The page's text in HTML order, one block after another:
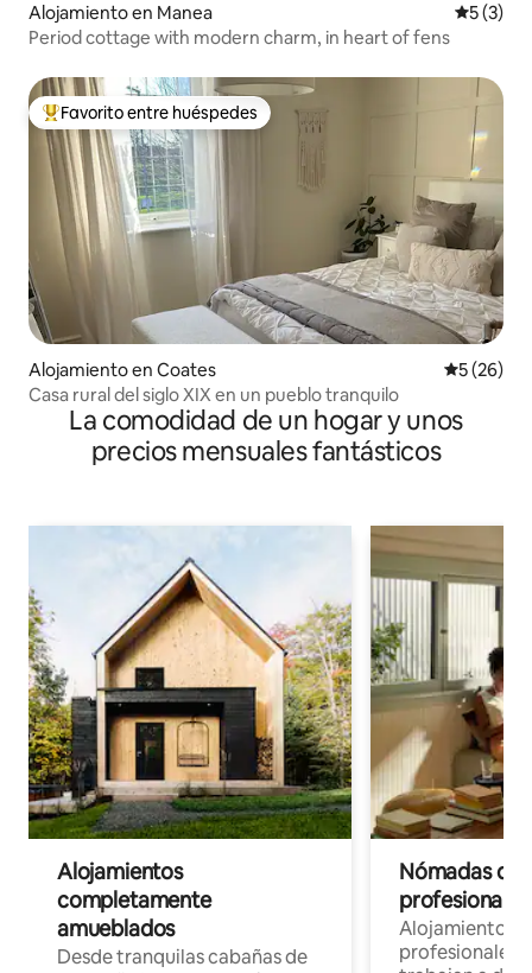
Alojamiento en Manea
5 (3)
Period cottage with modern charm, in heart of fens
Favorito entre huéspedes preferido
Favorito entre huéspedes
Alojamiento en Coates
5 (26)
Casa rural del siglo XIX en un pueblo tranquilo
La comodidad de un hogar y unos
precios mensuales fantásticos
Alojamientos
completamente
amueblados
Desde tranquilas cabañas de
Nómadas
Alojamientos
profesionales